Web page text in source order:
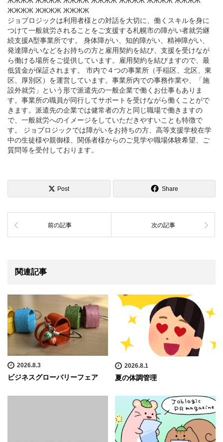
ЖЖЖЖ ЖЖЖЖ ЖЖЖЖ
ジョブロジックは利用者様との対話を大切に、働くスキルを身に
つけて一般就労されることをご支援する札幌市の障がい者就労継
続支援A型事業所です。 身体障がい、知的障がい、精神障がい、
発達障がいなどをお持ちの方と雇用契約を結び、支援を受けなが
ら働ける場所をご提供しています。雇用契約を結びますので、最
低賃金が保証されます。 市内で４つの事業所（手稲区、北区、東
区、厚別区）を運営しています。事業所内での事務作業や、「施
設外就労」という形で派遣先の一般企業で働くお仕事もありま
す。事業所の職員が同行してサポートを受けながら働くことがで
きます。派遣先の企業では健常者の方と同じ職場で働きますの
で、一般就労へのイメージをしていただきやすいことも特徴で
す。 ジョブロジックでは障がいをお持ちの方、高等支援学校在学
中の生徒様や親御様、関係者様からのご見学や職場体験希望、ご
質問等を受付しております。
Post Share
前の記事 次の記事
関連記事
2026.8.3
ビジネスグローバリーフェア
2026.8.1
夏の体調管理